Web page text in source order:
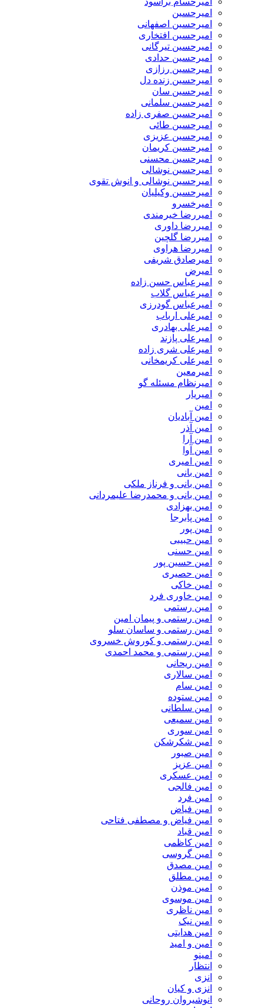
امیرحسین
امیرحسین اصفهانی
امیرحسین افتخاری
امیرحسین تیرگانی
امیرحسین حدادی
امیرحسین رزازی
امیرحسین زنده دل
امیرحسین سان
امیرحسین سلمانی
امیرحسین صفری زاده
امیرحسین طائی
امیرحسین عزیزی
امیرحسین کریمان
امیرحسین محسنی
امیرحسین نوشالی
امیرحسین نوشالی و انوش تقوی
امیرحسین وکیلیان
امیرخسرو
امیررضا خیرمندی
امیررضا داوری
امیررضا گلچین
امیررضا هراوی
امیرصادق شریفی
امیرض
امیرعباس حسن زاده
امیرعباس گلاب
امیرعباس گودرزی
امیرعلی ارباب
امیرعلی بهادری
امیرعلی پازند
امیرعلی شری زاده
امیرعلی کریمخانی
امیرمعین
امیرنظام مسئله گو
امیریار
امین
امین آبادیان
امین آذر
امین آرا
امین آوا
امین امیری
امین بانی
امین بانی و فرناز ملکی
امین بانی و محمدرضا علیمردانی
امین بهزادی
امین پابرجا
امین پور
امین حبیبی
امین حسنی
امین حسین پور
امین حصیری
امین خاکی
امین خاوری فرد
امین رستمی
امین رستمی و پیمان امین
امین رستمی و ساسان سلو
امین رستمی و کوروش خسروی
امین رستمی و محمد احمدی
امین ریحانی
امین سالاری
امین سام
امین ستوده
امین سلطانی
امین سمیعی
امین سوری
امین شکرشکن
امین صبور
امین عزیز
امین عسکری
امین فالجی
امین فرد
امین فیاض
امین فیاض و مصطفی فتاحی
امین قباد
امین کاظمی
امین گروسی
امین مصدق
امین مطلق
امین موذن
امین موسوی
امین ناظری
امین نیک
امین هدایتی
امین و امید
امینو
انتظار
انزی
انزی و کیان
انوشیروان روحانی